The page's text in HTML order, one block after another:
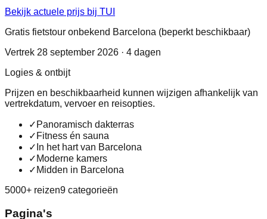
Bekijk actuele prijs bij TUI
Gratis fietstour onbekend Barcelona (beperkt beschikbaar)
Vertrek 28 september 2026 · 4 dagen
Logies & ontbijt
Prijzen en beschikbaarheid kunnen wijzigen afhankelijk van
vertrekdatum, vervoer en reisopties.
✓ Panoramisch dakterras
✓ Fitness én sauna
✓ In het hart van Barcelona
✓ Moderne kamers
✓ Midden in Barcelona
5000+ reizen9 categorieën
Pagina's